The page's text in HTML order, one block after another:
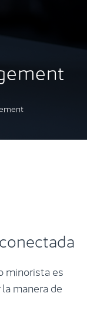
minorista es
manera de